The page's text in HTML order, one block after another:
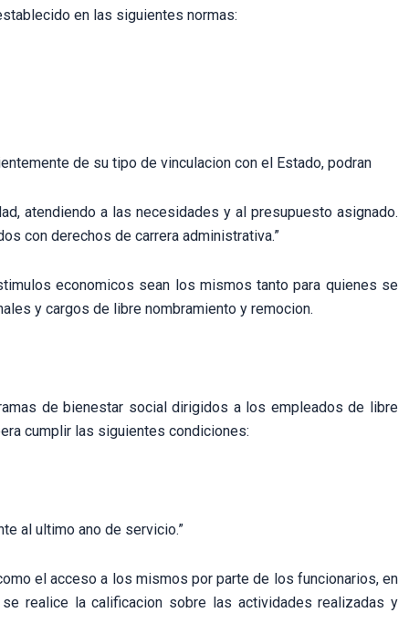
en las siguientes normas:
de su tipo de vinculacion con el Estado, podran
atendiendo a las necesidades y al presupuesto asignado.
con derechos de carrera administrativa.”
economicos sean los mismos tanto para quienes se
y cargos de libre nombramiento y remocion.
de bienestar social dirigidos a los empleados de libre
cumplir las siguientes condiciones:
al ultimo ano de servicio.”
el acceso a los mismos por parte de los funcionarios, en
realice la calificacion sobre las actividades realizadas y